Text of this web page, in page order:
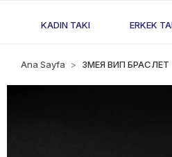
KADIN TAKI ERKEK
Ana Sayfa ЗМЕЯ ВИП БРАСЛЕТ